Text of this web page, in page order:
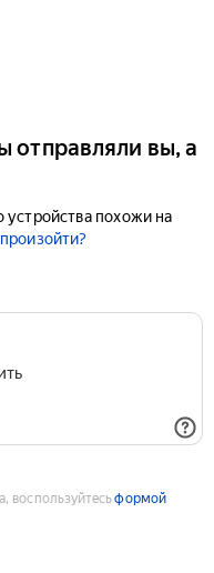
отправляли вы, а
устройства похожи на
воспользуйтесьформой